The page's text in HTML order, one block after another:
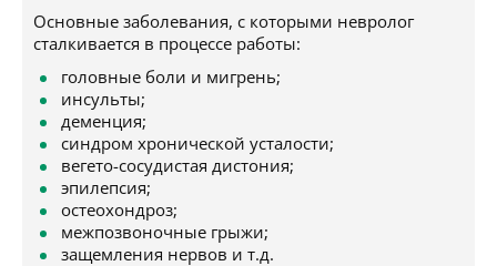
Основные заболевания, с которыми невролог
сталкивается в процессе работы:
головные боли и мигрень;
инсульты;
деменция;
синдром хронической усталости;
вегето-сосудистая дистония;
эпилепсия;
остеохондроз;
межпозвоночные грыжи;
защемления нервов и т.д.